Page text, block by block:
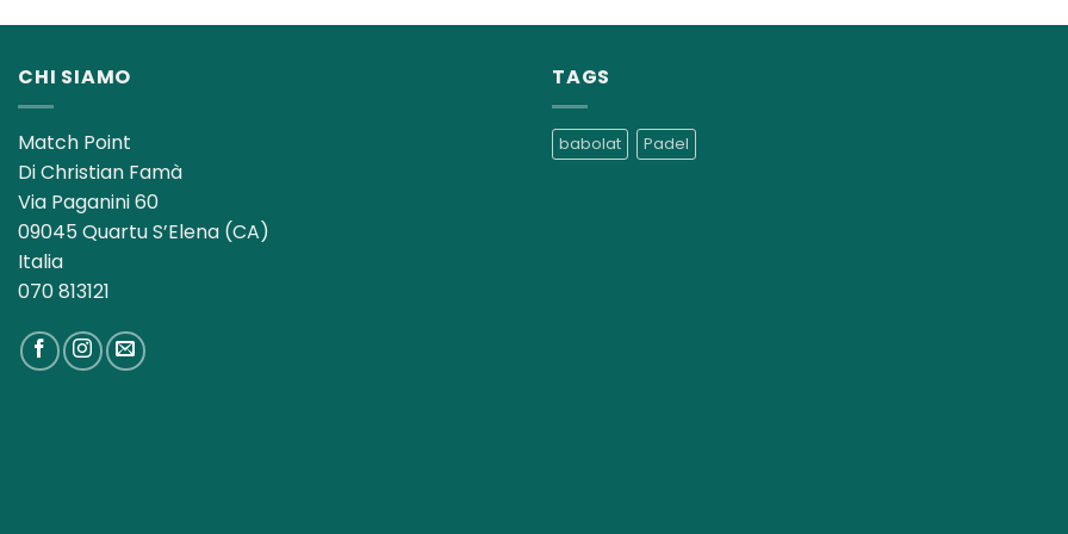
era:
è:
CHI SIAMO
Match Point
Di Christian Famà
Via Paganini 60
09045 Quartu S’Elena (CA)
Italia
070 813121
TAGS
babolat Padel